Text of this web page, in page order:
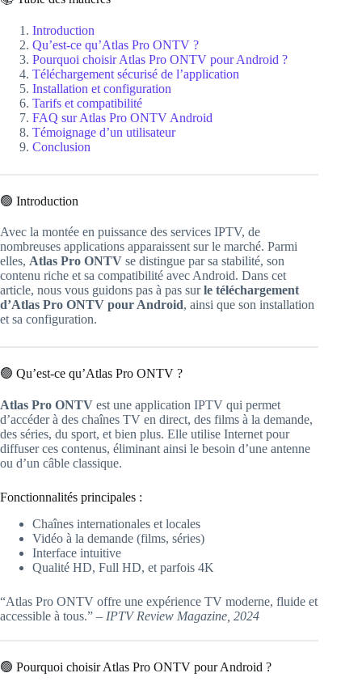
Introduction
Qu’est-ce qu’Atlas Pro ONTV ?
Pourquoi choisir Atlas Pro ONTV pour Android ?
Téléchargement sécurisé de l’application
Installation et configuration
Tarifs et compatibilité
FAQ sur Atlas Pro ONTV Android
Témoignage d’un utilisateur
Conclusion
🟢 Introduction
Avec la montée en puissance des services IPTV, de
nombreuses applications apparaissent sur le marché. Parmi
elles, Atlas Pro ONTV se distingue par sa stabilité, son
contenu riche et sa compatibilité avec Android. Dans cet
article, nous vous guidons pas à pas surle téléchargement
d’Atlas Pro ONTV pour Android, ainsi que son installation
et sa configuration.
🟢 Qu’est-ce qu’Atlas Pro ONTV ?
Atlas Pro ONTV est une application IPTV qui permet
d’accéder à des chaînes TV en direct, des films à la demande,
des séries, du sport, et bien plus. Elle utilise Internet pour
diffuser ces contenus, éliminant ainsi le besoin d’une antenne
ou d’un câble classique.
Fonctionnalités principales :
Chaînes internationales et locales
Vidéo à la demande (films, séries)
Interface intuitive
Qualité HD, Full HD, et parfois 4K
“Atlas Pro ONTV offre une expérience TV moderne, fluide et
accessible à tous.” – IPTV Review Magazine, 2024
🟢 Pourquoi choisir Atlas Pro ONTV pour Android ?